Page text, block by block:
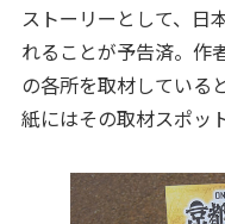
ストーリーとして、日
れることが予告済。作
の各所を取材している
紙にはその取材スポッ